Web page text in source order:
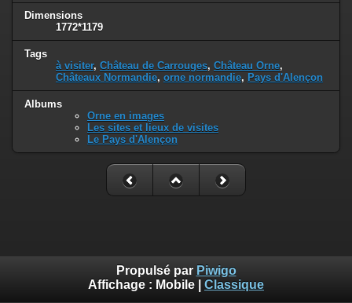
Dimensions
1772*1179
Tags
à visiter, Château de Carrouges, Château Orne,
Châteaux Normandie, orne normandie, Pays d'Alençon
Albums
Orne en images
Les sites et lieux de visites
Le Pays d'Alençon
Propulsé par Piwigo
Affichage : Mobile Classique